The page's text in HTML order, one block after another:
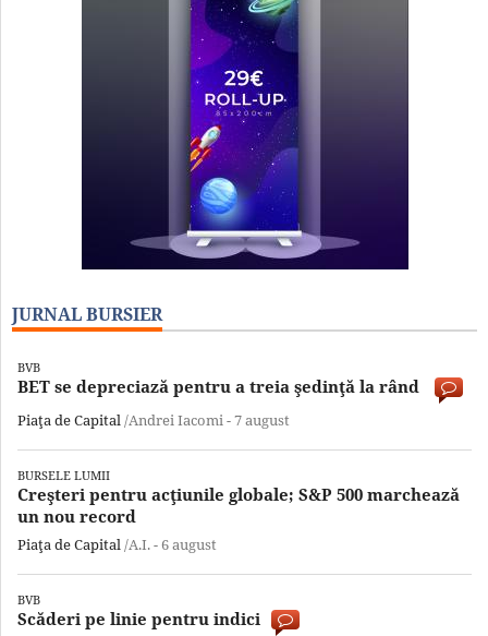
JURNAL BURSIER
BVB
BET se depreciază pentru a treia şedinţă la rând
Piaţa de Capital/Andrei Iacomi -7 august
BURSELE LUMII
Creşteri pentru acţiunile globale; S&P 500 marchează
un nou record
Piaţa de Capital/A.I. -6 august
BVB
Scăderi pe linie pentru indici